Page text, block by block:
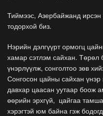
Тиймээс, Азербайжанд
тодорхой биз.
Нэрийн дэлгүүрт ормогц
хамар сэтлэм сайхан. Төрөл
үнэрлүүлж, сонголтоо зөв
Сонгосон цайны сайхан үнэр
давхар цаасан уутаар боож
өөрийн эрхгүй, цайгаа
хэрэгтэй юм байна гэж